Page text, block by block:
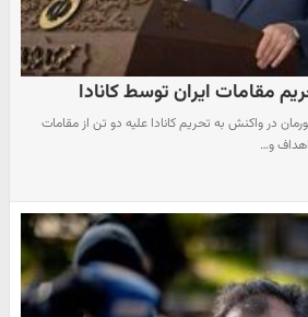
مقامات ایران توسط کانادا
در واکنش به تحریم کانادا علیه دو تن از مقامات
اهداف و…